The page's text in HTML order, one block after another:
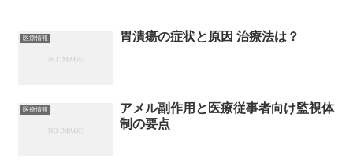
医療情報 胃潰瘍の症状と原因 治療法は？
医療情報
アメル副作用と医療従事者向け監視体
制の要点